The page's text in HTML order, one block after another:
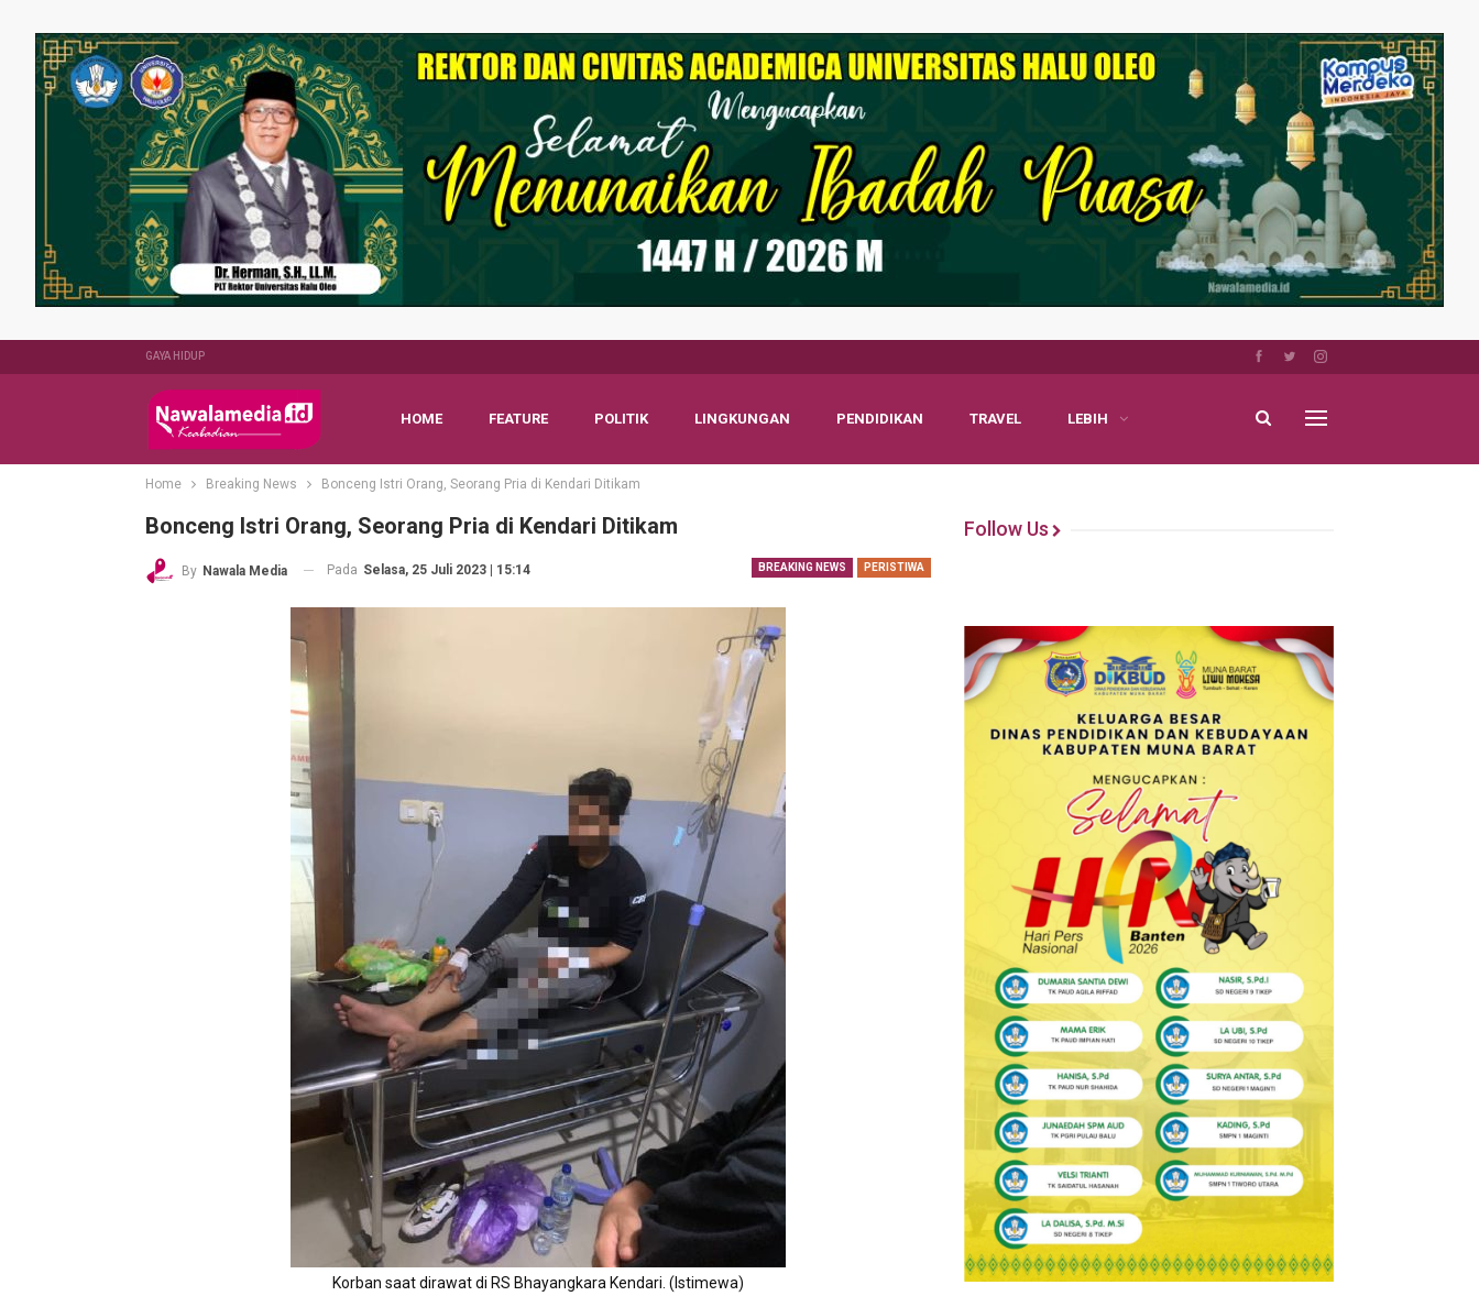
GAYA HIDUP
HOME FEATURE POLITIK LINGKUNGAN PENDIDIKAN TRAVEL LEBIH
Home Breaking News Bonceng Istri Orang, Seorang Pria di Kendari Ditikam
Bonceng Istri Orang, Seorang Pria di Kendari Ditikam
BREAKING NEWS PERISTIWA
By Nawala Media Pada Selasa, 25 Juli 2023 | 15:14
Korban saat dirawat di RS Bhayangkara Kendari. (Istimewa)
Follow Us